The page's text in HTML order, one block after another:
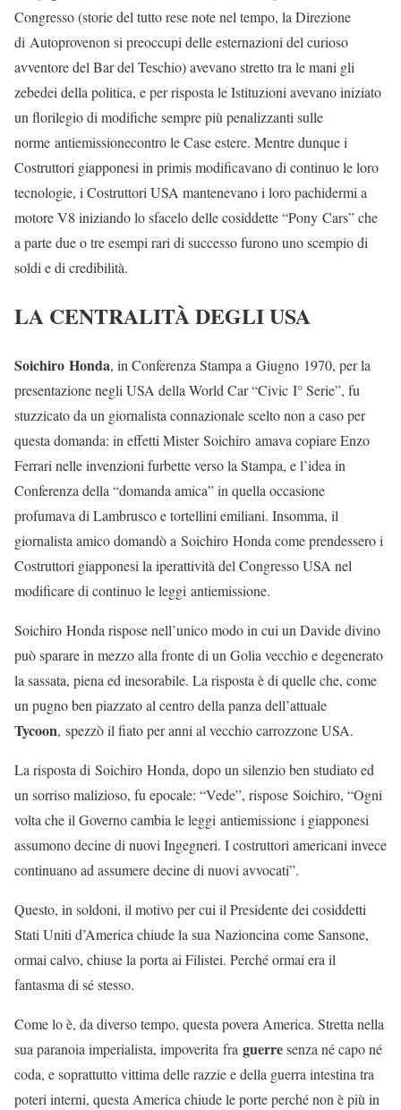
Congresso (storie del tutto rese note nel tempo, la Direzione
di Autoprovenon si preoccupi delle esternazioni del curioso
avventore del Bar del Teschio) avevano stretto tra le mani gli
zebedei della politica, e per risposta le Istituzioni avevano iniziato
un florilegio di modifiche sempre più penalizzanti sulle
norme antiemissionecontro le Case estere. Mentre dunque i
Costruttori giapponesi in primis modificavano di continuo le loro
tecnologie, i Costruttori USA mantenevano i loro pachidermi a
motore V8 iniziando lo sfacelo delle cosiddette “Pony Cars” che
a parte due o tre esempi rari di successo furono uno scempio di
soldi e di credibilità.
LA CENTRALITÀ DEGLI USA
Soichiro Honda, in Conferenza Stampa a Giugno 1970, per la
presentazione negli USA della World Car “Civic I° Serie”, fu
stuzzicato da un giornalista connazionale scelto non a caso per
questa domanda: in effetti Mister Soichiro amava copiare Enzo
Ferrari nelle invenzioni furbette verso la Stampa, e l’idea in
Conferenza della “domanda amica” in quella occasione
profumava di Lambrusco e tortellini emiliani. Insomma, il
giornalista amico domandò a Soichiro Honda come prendessero i
Costruttori giapponesi la iperattività del Congresso USA nel
modificare di continuo le leggi antiemissione.
Soichiro Honda rispose nell’unico modo in cui un Davide divino
può sparare in mezzo alla fronte di un Golia vecchio e degenerato
la sassata, piena ed inesorabile. La risposta è di quelle che, come
un pugno ben piazzato al centro della panza dell’attuale
Tycoon, spezzò il fiato per anni al vecchio carrozzone USA.
La risposta di Soichiro Honda, dopo un silenzio ben studiato ed
un sorriso malizioso, fu epocale: “Vede”, rispose Soichiro, “Ogni
volta che il Governo cambia le leggi antiemissione i giapponesi
assumono decine di nuovi Ingegneri. I costruttori americani invece
continuano ad assumere decine di nuovi avvocati”.
Questo, in soldoni, il motivo per cui il Presidente dei cosiddetti
Stati Uniti d’America chiude la sua Nazioncina come Sansone,
ormai calvo, chiuse la porta ai Filistei. Perché ormai era il
fantasma di sé stesso.
Come lo è, da diverso tempo, questa povera America. Stretta nella
sua paranoia imperialista, impoverita fra guerresenza né capo né
coda, e soprattutto vittima delle razzie e della guerra intestina tra
poteri interni, questa America chiude le porte perché non è più in